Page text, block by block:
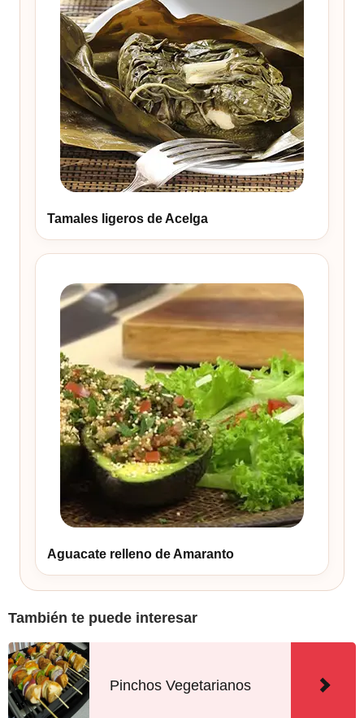
Tamales ligeros de Acelga
Aguacate relleno de Amaranto
También te puede interesar
Pinchos Vegetarianos